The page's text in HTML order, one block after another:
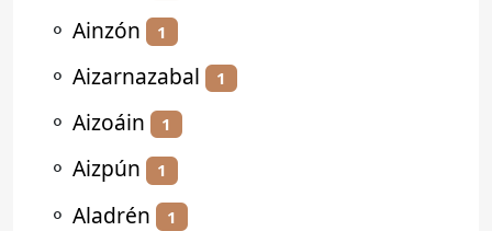
⚬ Ainzón 1
⚬ Aizarnazabal 1
⚬ Aizoáin 1
⚬ Aizpún 1
⚬ Aladrén 1